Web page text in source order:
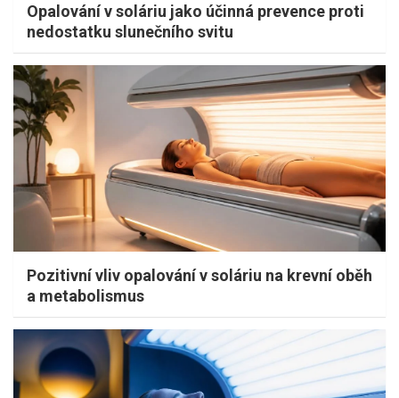
Opalování v soláriu jako účinná prevence proti
nedostatku slunečního svitu
Pozitivní vliv opalování v soláriu na krevní oběh
a metabolismus